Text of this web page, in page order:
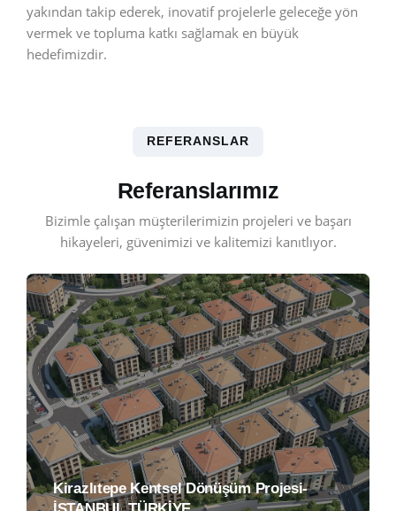
yakından takip ederek, inovatif projelerle geleceğe yön
vermek ve topluma katkı sağlamak en büyük
hedefimizdir.
REFERANSLAR
Referanslarımız
Bizimle çalışan müşterilerimizin projeleri ve başarı
hikayeleri, güvenimizi ve kalitemizi kanıtlıyor.
Kirazlıtepe Kentsel Dönüşüm Projesi-